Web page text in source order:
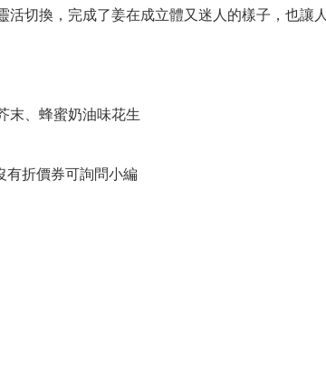
活切換，完成了姜在成立體又迷人的樣子，也讓人
末、蜂蜜奶油味花生
有折價券可詢問小編